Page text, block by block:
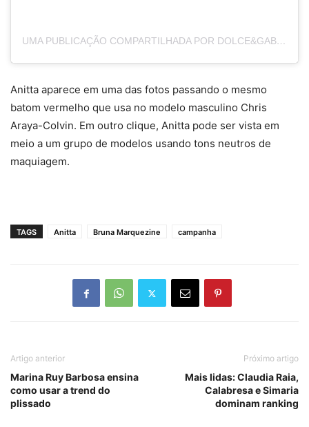
UMA PUBLICAÇÃO COMPARTILHADA POR DOLCE&GABBANA (@DOLCEGABBANA)
Anitta aparece em uma das fotos passando o mesmo
batom vermelho que usa no modelo masculino Chris
Araya-Colvin. Em outro clique, Anitta pode ser vista em
meio a um grupo de modelos usando tons neutros de
maquiagem.
TAGS Anitta Bruna Marquezine campanha
Artigo anterior
Marina Ruy Barbosa ensina
como usar a trend do
plissado
Próximo artigo
Mais lidas: Claudia Raia,
Calabresa e Simaria
dominam ranking